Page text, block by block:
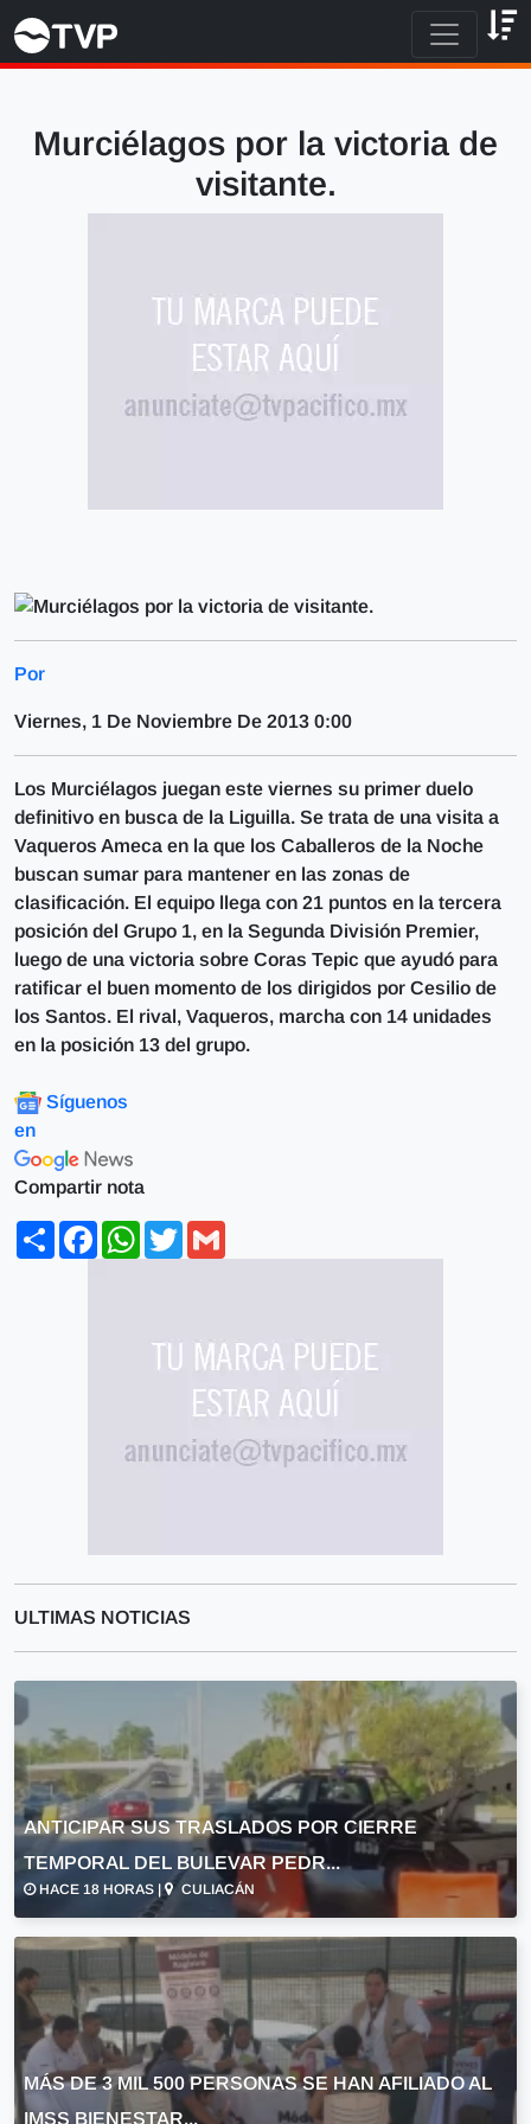
Murciélagos por la victoria de
visitante.
Por
Viernes, 1 De Noviembre De 2013 0:00
Los Murciélagos juegan este viernes su primer duelo
definitivo en busca de la Liguilla. Se trata de una visita a
Vaqueros Ameca en la que los Caballeros de la Noche
buscan sumar para mantener en las zonas de
clasificación. El equipo llega con 21 puntos en la tercera
posición del Grupo 1, en la Segunda División Premier,
luego de una victoria sobre Coras Tepic que ayudó para
ratificar el buen momento de los dirigidos por Cesilio de
los Santos. El rival, Vaqueros, marcha con 14 unidades
en la posición 13 del grupo.
Síguenos
en
Compartir nota
ShareFacebookWhatsApp
Twitter
ULTIMAS NOTICIAS
ANTICIPAR SUS TRASLADOS POR CIERRE
TEMPORAL DEL BULEVAR PEDR...
HACE 18 HORAS | CULIACÁN
MÁS DE 3 MIL 500 PERSONAS SE HAN AFILIADO AL
IMSS BIENESTAR...